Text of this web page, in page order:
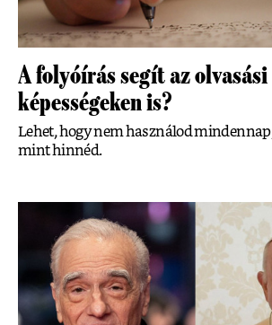
A folyóírás segít az olvasási
képességeken is?
Lehet, hogy nem használod
mint hinnéd.